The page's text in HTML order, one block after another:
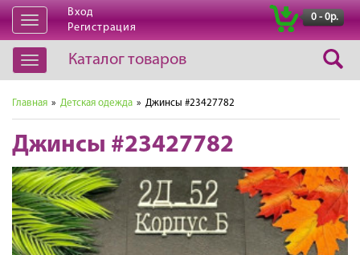
Открыть
навигацию
Вход
Регистрация
0 - 0р.
Открыть
навигацию
Каталог товаров
Главная » Детская одежда » Джинсы #23427782
Джинсы #23427782